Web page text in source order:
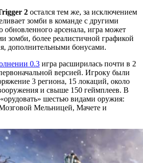
2 остался тем же, за исключением
зомби в команде с другими
арсенала, игра может
зомби, более реалистичной графикой
дополнительными бонусами.
0.3 игра расширилась почти в 2
версией. Игроку были
3 региона, 15 локаций, около
и свыше 150 геймплеев. В
шестью видами оружия:
Мельницей, Мачете и